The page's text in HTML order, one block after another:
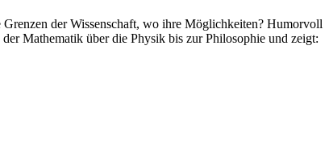
der Wissenschaft, wo ihre Möglichkeiten? Humorvoll
Mathematik über die Physik bis zur Philosophie und zeigt: